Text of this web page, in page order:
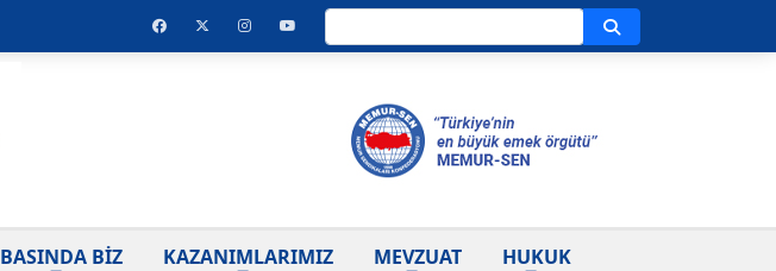
BASINDA BİZ KAZANIMLARIMIZ MEVZUAT HUKUK